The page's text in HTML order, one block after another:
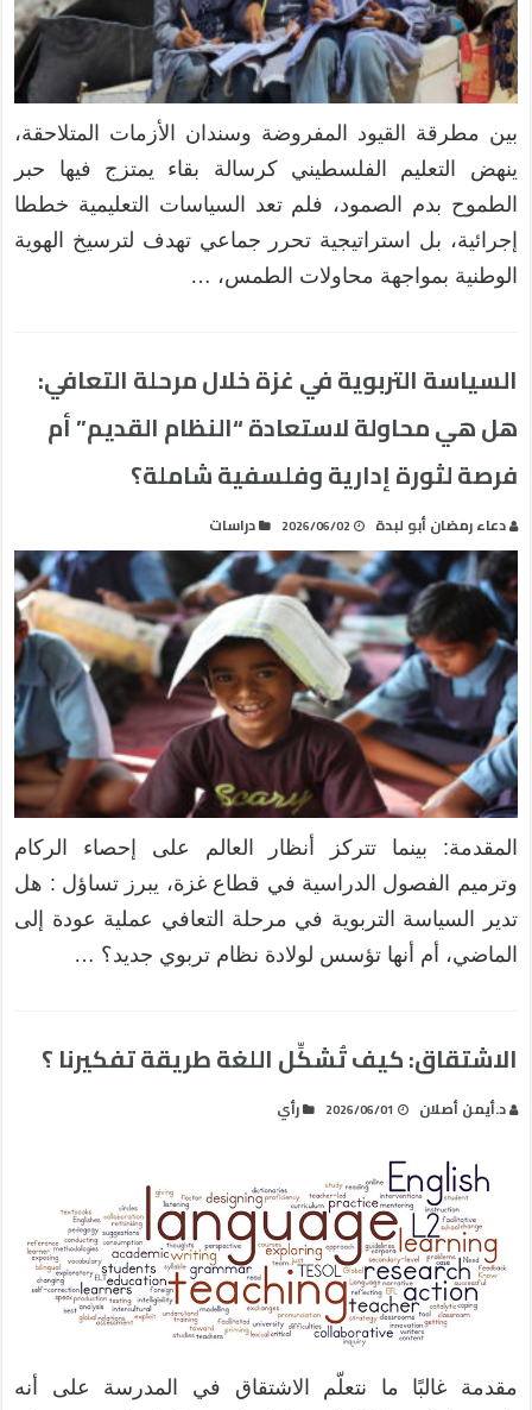
بين مطرقة القيود المفروضة وسندان الأزمات المتلاحقة،
ينهض التعليم الفلسطيني كرسالة بقاء يمتزج فيها حبر
الطموح بدم الصمود، فلم تعد السياسات التعليمية خططا
إجرائية، بل استراتيجية تحرر جماعي تهدف لترسيخ الهوية
الوطنية بمواجهة محاولات الطمس، …
السياسة التربوية في غزة خلال مرحلة التعافي:
هل هي محاولة لاستعادة “النظام القديم” أم
فرصة لثورة إدارية وفلسفية شاملة؟
دعاء رمضان أبو لبدة 2026/06/02 دراسات
المقدمة: ​بينما تتركز أنظار العالم على إحصاء الركام
وترميم الفصول الدراسية في قطاع غزة، يبرز تساؤل : هل
تدير السياسة التربوية في مرحلة التعافي عملية عودة إلى
الماضي، أم أنها تؤسس لولادة نظام تربوي جديد؟ …
الاشتقاق: كيف تُشكِّل اللغة طريقة تفكيرنا ؟
د.أيمن أصلان 2026/06/01 رأي
مقدمة غالبًا ما نتعلّم الاشتقاق في المدرسة على أنه